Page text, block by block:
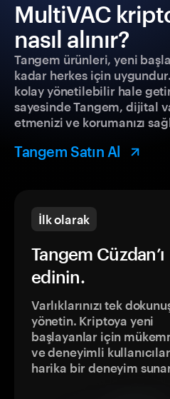
MultiVAC
nasıl alınır?
Tangem ürünleri, yeni
kadar herkes için
kolay yönetilebilir hale
sayesinde Tangem, dijital
etmenizi ve korumanızı
Tangem Satın Al
İlk olarak
Tangem Cüzdan’ı
edinin.
Varlıklarınızı tek
yönetin. Kriptoya yeni
başlayanlar için
ve deneyimli
harika bir deneyim